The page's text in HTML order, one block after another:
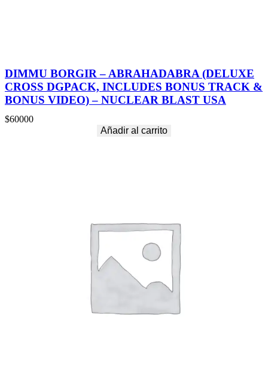
DIMMU BORGIR – ABRAHADABRA (DELUXE
CROSS DGPACK, INCLUDES BONUS TRACK &
BONUS VIDEO) – NUCLEAR BLAST USA
$60000
Añadir al carrito